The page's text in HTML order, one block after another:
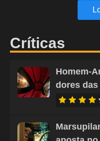
Críticas
Homem-
dores